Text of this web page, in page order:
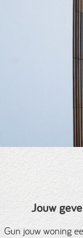
Jouw
Gun jouw woning